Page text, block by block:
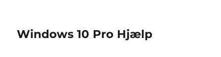
Windows 10 Pro Hjælp